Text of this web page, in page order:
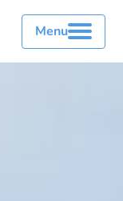
Menu